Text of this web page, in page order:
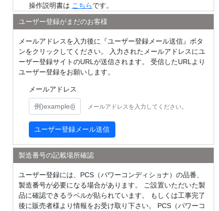
操作説明書は こちらです。
ユーザー登録がまだのお客様
メールアドレスを入力後に『ユーザー登録メール送信』ボタ
ンをクリックしてください。
入力されたメールアドレスにユ
ーザー登録サイトのURLが送信されます。
受信したURLより
ユーザー登録をお願いします。
メールアドレス
メールアドレスを入力してください。
ユーザー登録メール送信
製造番号の記載場所確認
ユーザー登録には、PCS（パワーコンディショナ）の品番、
製造番号が必要になる場合があります。
ご設置いただいた製
品に確認できるラベルが貼られています。
もしくは工事完了
後に販売者様より情報をお受け取り下さい。
PCS（パワーコ